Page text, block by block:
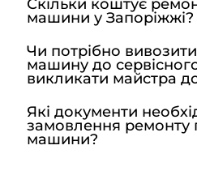
машини у Запоріжжі?
Чи потрібно
машину до
викликати майстра
Які документи
замовлення ремонту
машини?